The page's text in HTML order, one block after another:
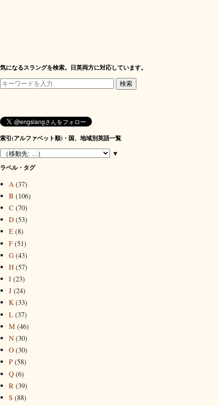
気になるスラングを検索。日英両方に対応しています。
索引(アルファベット順)・国、地域別英語一覧
▼
ラベル・タグ
A (37)
B (106)
C (70)
D (53)
E (8)
F (51)
G (43)
H (57)
I (23)
J (24)
K (33)
L (37)
M (46)
N (30)
O (30)
P (58)
Q (6)
R (39)
S (88)